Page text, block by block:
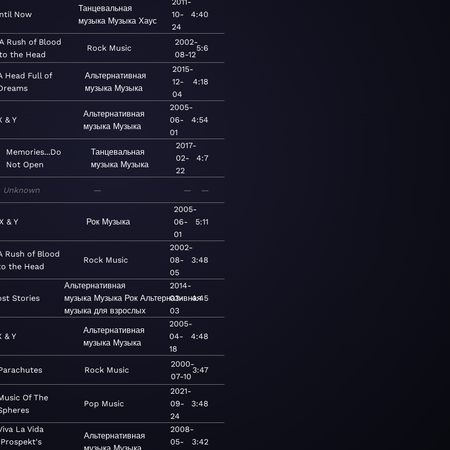
Now
Танцевальная
музыка Музыка Хаус
10-
24
4:40
Rush of Blood
the Head
Rock Music
2002-
08-12
5:6
Head Full of
Альтернативная
музыка Музыка
2015-
12-
04
4:18
& Y
Альтернативная
музыка Музыка
2005-
06-
01
4:54
Memories...Do
Not Open
Танцевальная
музыка Музыка
2017-
02-
22
4:7
Unknown — — —
& Y Рок Музыка
2005-
06-
01
5:11
Rush of Blood
the Head
Rock Music
2002-
08-
05
3:48
Stories
Альтернативная
музыка Музыка Рок Альтернативная
музыка для взрослых
2014-
03-
03
4:45
& Y
Альтернативная
музыка Музыка
2005-
04-
18
4:48
Rock Music
2000-
07-10
3:47
Of The
Pop Music
2021-
09-
24
3:48
La Vida
Альтернативная
музыка Музыка
2008-
05-
3:42